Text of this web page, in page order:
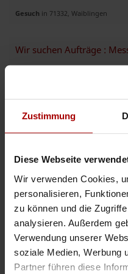
Zustimmung
Diese Webseite
Wir verwenden Cookies,
personalisieren,
zu können und die
analysieren. Außerdem
Verwendung unserer
soziale Medien, Werbung
Partner führen diese
Gesuch in 71332, Waiblingen
Wir sind Team mit Erfahrung von
Planung , LED , Werkzeug , Auto
Wir bieten zuverlässige
Häusern, Kellern und Garagen ✔
Gesuchin 55232, Alzey
Weitere Premium-